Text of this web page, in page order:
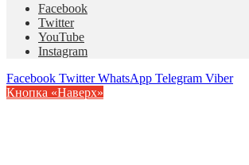
Facebook
Twitter
YouTube
Instagram
Facebook Twitter WhatsApp Telegram Viber
Кнопка «Наверх»